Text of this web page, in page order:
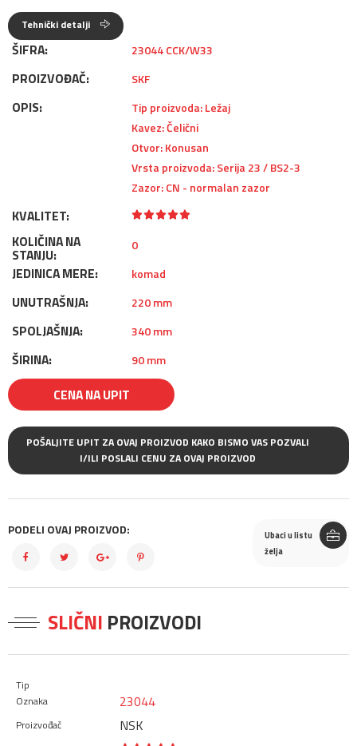
Tehnički detalji
ŠIFRA: 23044 CCK/W33
PROIZVOĐAČ: SKF
OPIS:
Tip proizvoda: Ležaj
Kavez: Čelični
Otvor: Konusan
Vrsta proizvoda: Serija 23 / BS2-3
Zazor: CN - normalan zazor
KVALITET:
KOLIČINA NA
STANJU:
0
JEDINICA MERE: komad
UNUTRAŠNJA: 220 mm
SPOLJAŠNJA: 340 mm
ŠIRINA: 90 mm
CENA NA UPIT
POŠALJITE UPIT ZA OVAJ PROIZVOD KAKO BISMO VAS POZVALI
I/ILI POSLALI CENU ZA OVAJ PROIZVOD
PODELI OVAJ PROIZVOD:
Ubaci u listu
želja
SLIČNI PROIZVODI
23044
NSK